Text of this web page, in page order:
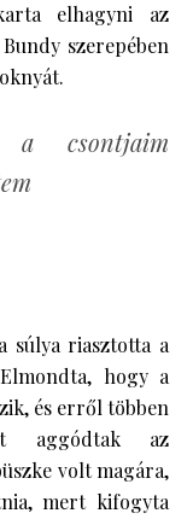
elhagyni az
szerepében
csontjaim
súlya riasztotta a
hogy a
és erről többen
aggódtak az
volt magára,
mert kifogyta